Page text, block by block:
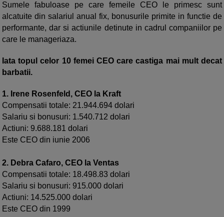
Sumele fabuloase pe care femeile CEO le primesc sunt
alcatuite din salariul anual fix, bonusurile primite in functie de
performante, dar si actiunile detinute in cadrul companiilor pe
care le manageriaza.
Iata topul celor 10 femei CEO care castiga mai mult decat
barbatii.
1. Irene Rosenfeld, CEO la Kraft
Compensatii totale: 21.944.694 dolari
Salariu si bonusuri: 1.540.712 dolari
Actiuni: 9.688.181 dolari
Este CEO din iunie 2006
2. Debra Cafaro, CEO la Ventas
Compensatii totale: 18.498.83 dolari
Salariu si bonusuri: 915.000 dolari
Actiuni: 14.525.000 dolari
Este CEO din 1999